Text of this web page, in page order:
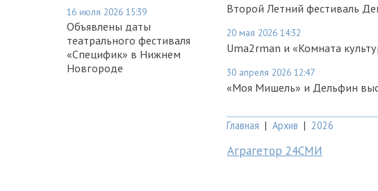
16 июля 2026 15:39
Объявлены даты
театрального фестиваля
«Специфик» в Нижнем
Новгороде
Второй Летний фестиваль
20 мая 2026 14:32
Uma2rman и «Комната
30 апреля 2026 12:47
«Моя Мишель» и Дельфин
Главная | Архив | 2026
Аграгетор 24СМИ